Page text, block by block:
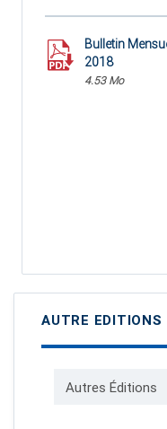
Bulletin
2018
4.53 Mo
AUTRE EDITIONS
Autres Éditions